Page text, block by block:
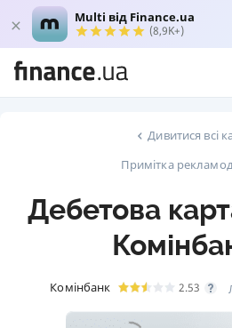
Multi від Finance.ua
(8,9K+)
Дивитися всі
Примітка
Дебетова
Комінбанк 2.53